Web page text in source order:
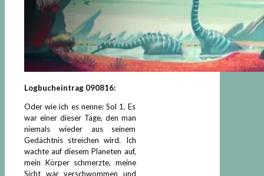
Logbucheintrag 090816:
Oder wie ich es nenne: Sol 1. Es
war einer dieser Tage, den man
niemals wieder aus seinem
Gedächtnis streichen wird. Ich
wachte auf diesem Planeten auf,
mein Körper schmerzte, meine
Sicht war verschwommen und